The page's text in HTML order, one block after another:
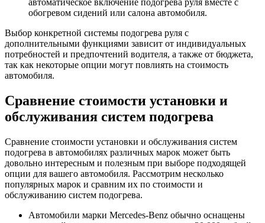
автоматическое включение подогрева руля вместе с
обогревом сидений или салона автомобиля.
Выбор конкретной системы подогрева руля с
дополнительными функциями зависит от индивидуальных
потребностей и предпочтений водителя, а также от бюджета,
так как некоторые опции могут повлиять на стоимость
автомобиля.
Сравнение стоимости установки и
обслуживания систем подогрева
Сравнение стоимости установки и обслуживания систем
подогрева в автомобилях различных марок может быть
довольно интересным и полезным при выборе подходящей
опции для вашего автомобиля. Рассмотрим несколько
популярных марок и сравним их по стоимости и
обслуживанию систем подогрева.
Автомобили марки Mercedes-Benz обычно оснащены